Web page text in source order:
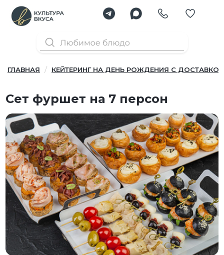
ГЛАВНАЯ КЕЙТЕРИНГ НА ДЕНЬ РОЖДЕНИЯ С ДОСТАВКОЙ
Сет фуршет на 7 персон